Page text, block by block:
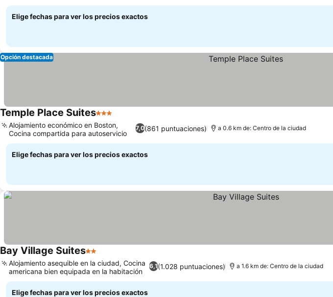
hotel
Elige fechas para ver los precios exactos
Opción destacada
Temple Place Suites3 Estrellas
7,0(861 puntuaciones)
Alojamiento económico en Boston,
Cocina compartida para autoservicio
a 0.6 km de: Centro de la ciudad
Elige fechas para ver los precios exactos
Bay Village Suites2 Estrellas
6,1(1.028 puntuaciones)
Alojamiento asequible en la ciudad, Cocina
americana bien equipada en la habitación
a 1.6 km de: Centro de la ciudad
Elige fechas para ver los precios exactos